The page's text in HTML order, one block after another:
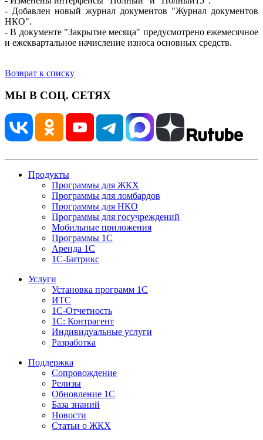
- Добавлен новый журнал документов "Журнал документов
НКО".
- В документе "Закрытие месяца" предусмотрено ежемесячное
и ежеквартальное начисление износа основных средств.
Возврат к списку
МЫ В СОЦ. СЕТЯХ
Продукты
Программы для ЖКХ
Программы для ломбардов
Программы для НКО
Программы для госучреждений
Мобильные приложения
Программы 1С
Аренда 1С
1С-Битрикс
Услуги
Установка программ 1С
ИТС
1С-Отчетность
1С: Контрагент
Индивидуальные услуги
Разработка
Поддержка
Сопровождение
Релизы
Обновление 1С
База знаний
Новости
Статьи о ЖКХ